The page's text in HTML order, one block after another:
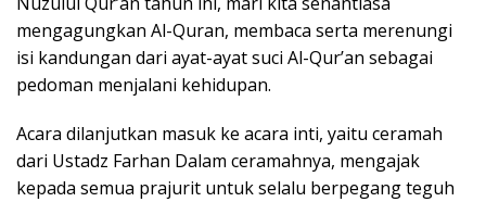
mengagungkan Al-Quran, membaca serta merenungi
isi kandungan dari ayat-ayat suci Al-Qur’an sebagai
pedoman menjalani kehidupan.
Acara dilanjutkan masuk ke acara inti, yaitu ceramah
dari Ustadz Farhan Dalam ceramahnya, mengajak
kepada semua prajurit untuk selalu berpegang teguh